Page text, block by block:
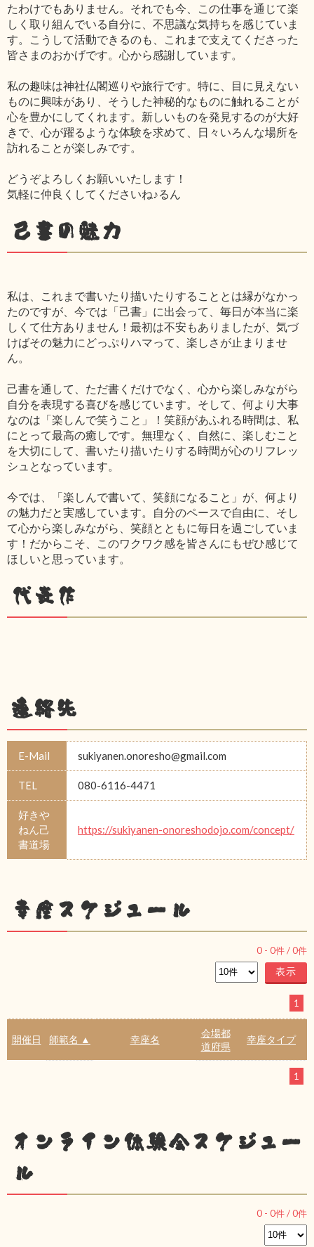
たわけでもありません。それでも今、この仕事を通じて楽
しく取り組んでいる自分に、不思議な気持ちを感じていま
す。こうして活動できるのも、これまで支えてくださった
皆さまのおかげです。心から感謝しています。
私の趣味は神社仏閣巡りや旅行です。特に、目に見えない
ものに興味があり、そうした神秘的なものに触れることが
心を豊かにしてくれます。新しいものを発見するのが大好
きで、心が躍るような体験を求めて、日々いろんな場所を
訪れることが楽しみです。
どうぞよろしくお願いいたします！
気軽に仲良くしてくださいね♪るん
己書の魅力
私は、これまで書いたり描いたりすることとは縁がなかっ
たのですが、今では「己書」に出会って、毎日が本当に楽
しくて仕方ありません！最初は不安もありましたが、気づ
けばその魅力にどっぷりハマって、楽しさが止まりませ
ん。
己書を通して、ただ書くだけでなく、心から楽しみながら
自分を表現する喜びを感じています。そして、何より大事
なのは「楽しんで笑うこと」！笑顔があふれる時間は、私
にとって最高の癒しです。無理なく、自然に、楽しむこと
を大切にして、書いたり描いたりする時間が心のリフレッ
シュとなっています。
今では、「楽しんで書いて、笑顔になること」が、何より
の魅力だと実感しています。自分のペースで自由に、そし
て心から楽しみながら、笑顔とともに毎日を過ごしていま
す！だからこそ、このワクワク感を皆さんにもぜひ感じて
ほしいと思っています。
代表作
連絡先
E-Mail sukiyanen.onoresho@gmail.com
TEL 080-6116-4471
好きや
ねん己
書道場
https://sukiyanen-onoreshodojo.com/concept/
幸座スケジュール
0 - 0件 /0件
1
開催日 師範名 ▲ 幸座名
会場都
道府県
幸座タイプ
1
オンライン体験会スケジュー
ル
0 - 0件 /0件